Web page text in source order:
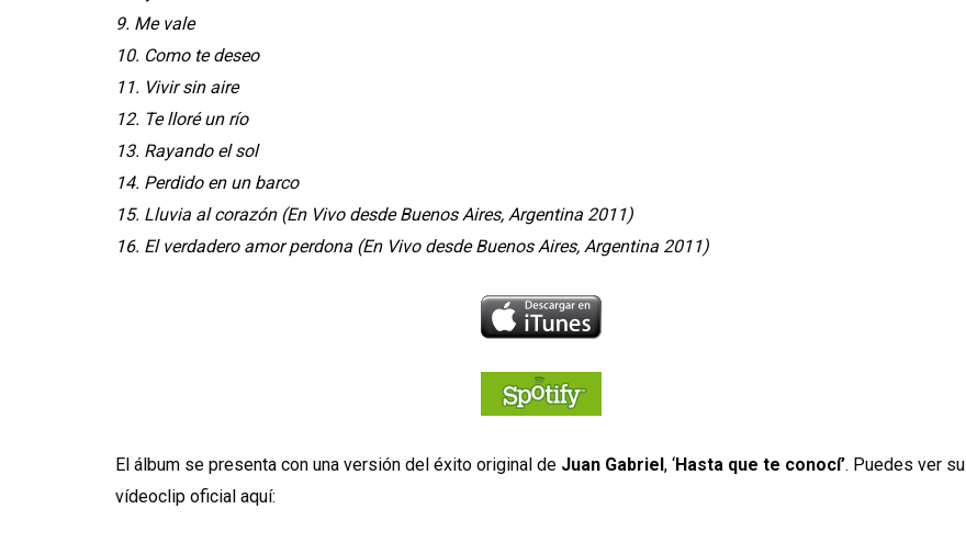
9. Me vale
10. Como te deseo
11. Vivir sin aire
12. Te lloré un río
13. Rayando el sol
14. Perdido en un barco
15. Lluvia al corazón (En Vivo desde Buenos Aires, Argentina 2011)
16. El verdadero amor perdona (En Vivo desde Buenos Aires, Argentina 2011)
El álbum se presenta con una versión del éxito original de Juan Gabriel, ‘Hasta que te conocí’. Puedes ver su
vídeoclip oficial aquí: